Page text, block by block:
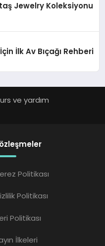
Jewelry Koleksiyonu
İlk Av Bıçağı Rehberi
ve yardım
Politikası
Politikası
Politikası
İlkeleri